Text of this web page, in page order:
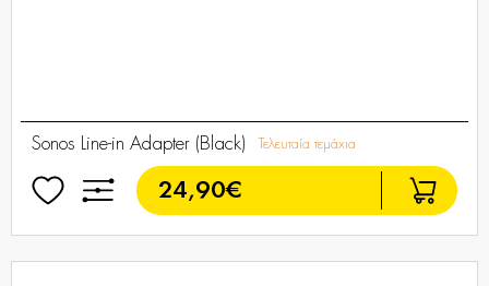
Sonos Line-in Adapter (Black) Τελευταία τεμάχια
24,90€